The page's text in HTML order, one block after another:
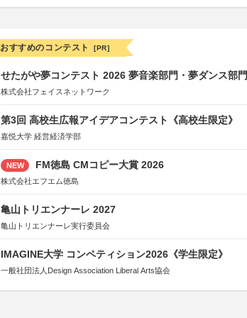
おすすめのコンテスト [PR]
せたがや夢コンテスト 2026 夢音楽部門・夢ダンス部門
株式会社フェイスネットワーク
第3回 高校生広報アイデアコンテスト《高校生限定》
嘉悦大学 経営経済学部
NEW FM徳島 CMコピー大賞 2026
株式会社エフエム徳島
亀山トリエンナーレ 2027
亀山トリエンナーレ実行委員会
IMAGINE大学 コンペティション2026《学生限定》
一般社団法人Design Association Liberal Arts協会